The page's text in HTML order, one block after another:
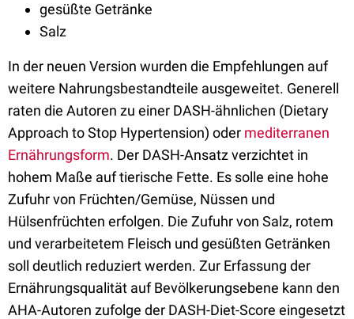
gesüßte Getränke
Salz
In der neuen Version wurden die Empfehlungen auf
weitere Nahrungsbestandteile ausgeweitet. Generell
raten die Autoren zu einer DASH-ähnlichen (Dietary
Approach to Stop Hypertension) oder mediterranen
Ernährungsform. Der DASH-Ansatz verzichtet in
hohem Maße auf tierische Fette. Es solle eine hohe
Zufuhr von Früchten/Gemüse, Nüssen und
Hülsenfrüchten erfolgen. Die Zufuhr von Salz, rotem
und verarbeitetem Fleisch und gesüßten Getränken
soll deutlich reduziert werden. Zur Erfassung der
Ernährungsqualität auf Bevölkerungsebene kann den
AHA-Autoren zufolge der DASH-Diet-Score eingesetzt